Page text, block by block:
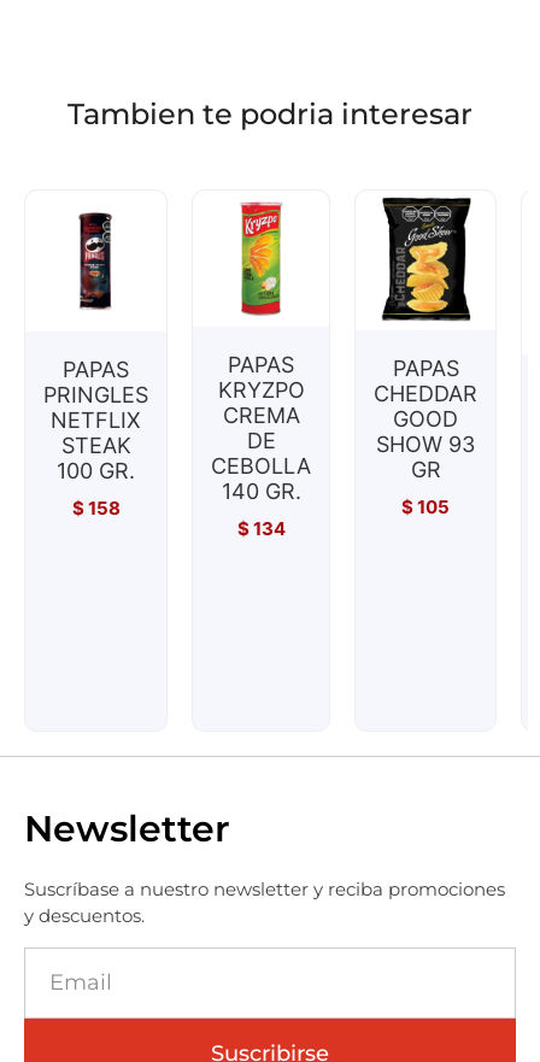
Tambien te podria interesar
PAPAS
PRINGLES
NETFLIX
STEAK
100 GR.
$158
PAPAS
KRYZPO
CREMA
DE
CEBOLLA
140 GR.
$134
PAPAS
CHEDDAR
GOOD
SHOW 93
GR
$105
Newsletter
Suscríbase a nuestro newsletter y reciba promociones
y descuentos.
Suscribirse